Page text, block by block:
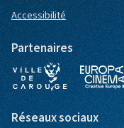
Accessibilité
Partenaires
Réseaux sociaux